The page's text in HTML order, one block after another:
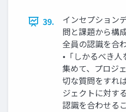
39.
インセプション
問と課題から構
全員の認識を合
•「しかるべき
集めて、プロジ
切な質問をすれ
ジェクトに対す
認識を合わせる